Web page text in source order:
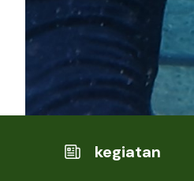
kegiatan